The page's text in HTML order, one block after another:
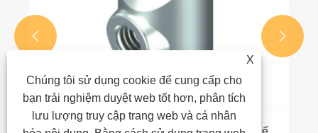
 
X
Chúng tôi sử dụng cookie để cung cấp cho
bạn trải nghiệm duyệt web tốt hơn, phân tích
lưu lượng truy cập trang web và cá nhân